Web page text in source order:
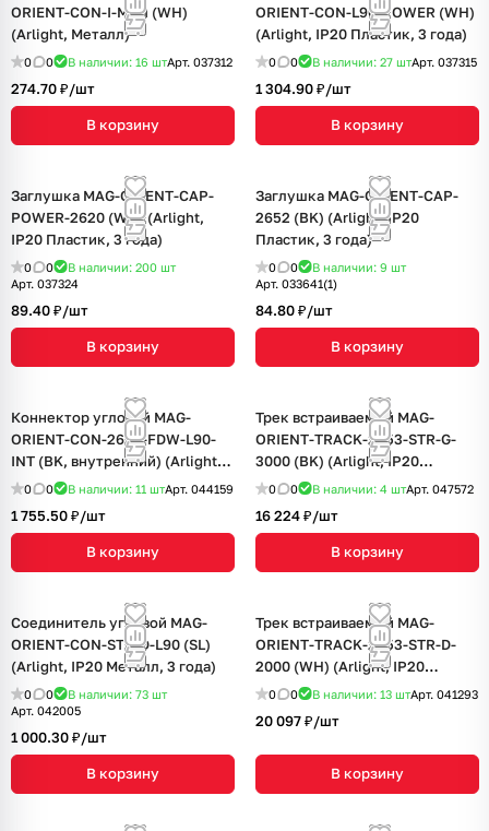
ORIENT-CON-I-MINI (WH)
(Arlight, Металл)
0 0 В наличии: 16 штАрт. 037312
274.70 ₽/шт
В корзину
ORIENT-CON-L90-POWER (WH)
(Arlight, IP20 Пластик, 3 года)
0 0 В наличии: 27 штАрт. 037315
1 304.90 ₽/шт
В корзину
Заглушка MAG-ORIENT-CAP-
POWER-2620 (WH) (Arlight,
IP20 Пластик, 3 года)
0 0 В наличии: 200 шт
Арт. 037324
89.40 ₽/шт
В корзину
Заглушка MAG-ORIENT-CAP-
2652 (BK) (Arlight, IP20
Пластик, 3 года)
0 0 В наличии: 9 шт
Арт. 033641(1)
84.80 ₽/шт
В корзину
Коннектор угловой MAG-
ORIENT-CON-2653-FDW-L90-
INT (BK, внутренний) (Arlight,
IP20 Металл, 3 года)
0 0 В наличии: 11 штАрт. 044159
1 755.50 ₽/шт
В корзину
Трек встраиваемый MAG-
ORIENT-TRACK-2653-STR-G-
3000 (BK) (Arlight, IP20
Металл, 3 года)
0 0 В наличии: 4 штАрт. 047572
16 224 ₽/шт
В корзину
Соединитель угловой MAG-
ORIENT-CON-STR-D-L90 (SL)
(Arlight, IP20 Металл, 3 года)
0 0 В наличии: 73 шт
Арт. 042005
1 000.30 ₽/шт
В корзину
Трек встраиваемый MAG-
ORIENT-TRACK-2653-STR-D-
2000 (WH) (Arlight, IP20
Металл, 3 года)
0 0 В наличии: 13 штАрт. 041293
20 097 ₽/шт
В корзину